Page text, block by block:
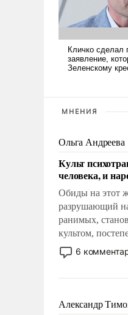
МНЕНИЯ
Ольга Андреева
Культ
человека, и
Обиды на этот
разрушающий
ранимых,
культом,
отменяя
человеку –
на себя
слабым, идти
6
Александр